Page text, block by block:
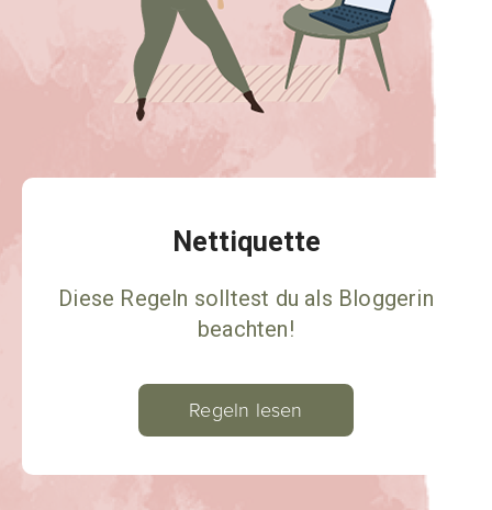
Nettiquette
Diese Regeln solltest du als Bloggerin
beachten!
Regeln lesen